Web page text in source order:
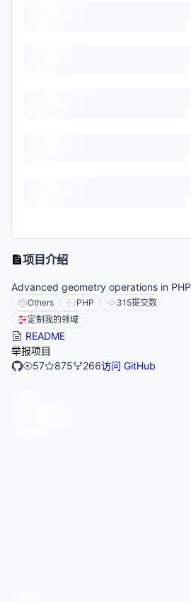
项目介绍
Advanced geometry operations in PHP
Others PHP 315提交数
定制我的领域
README
举报项目
57
875 266访问 GitHub